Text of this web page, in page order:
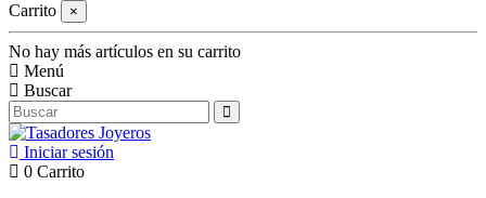
Carrito
×
No hay más artículos en su carrito
Menú
Buscar
Iniciar sesión
0 Carrito